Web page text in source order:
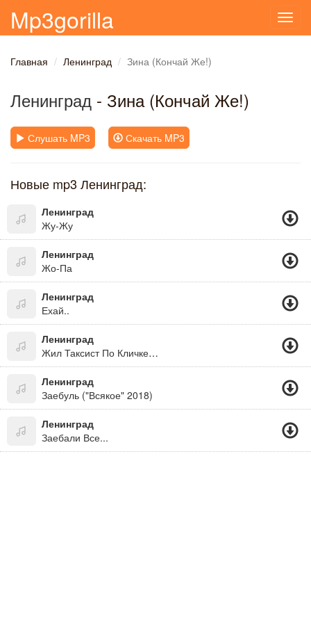
Mp3gorilla
Главная Ленинград Зина (Кончай Же!)
Ленинград - Зина (Кончай Же!)
Слушать MP3 Скачать MP3
Новые mp3 Ленинград:
Ленинград
Жу-Жу
Ленинград
Жо-Па
Ленинград
Ехай..
Ленинград
Жил Таксист По Кличке Пазик, Все Проблемы По Хую
Ленинград
Заебуль ("Всякое" 2018)
Ленинград
Заебали Все...